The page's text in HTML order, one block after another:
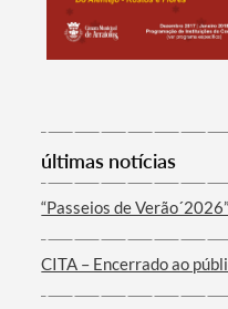
Filtros
últimas notícias
“Passeios de Verão´2026”
CITA – Encerrado ao